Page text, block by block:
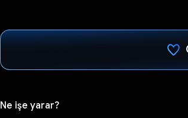
Ne işe yarar?